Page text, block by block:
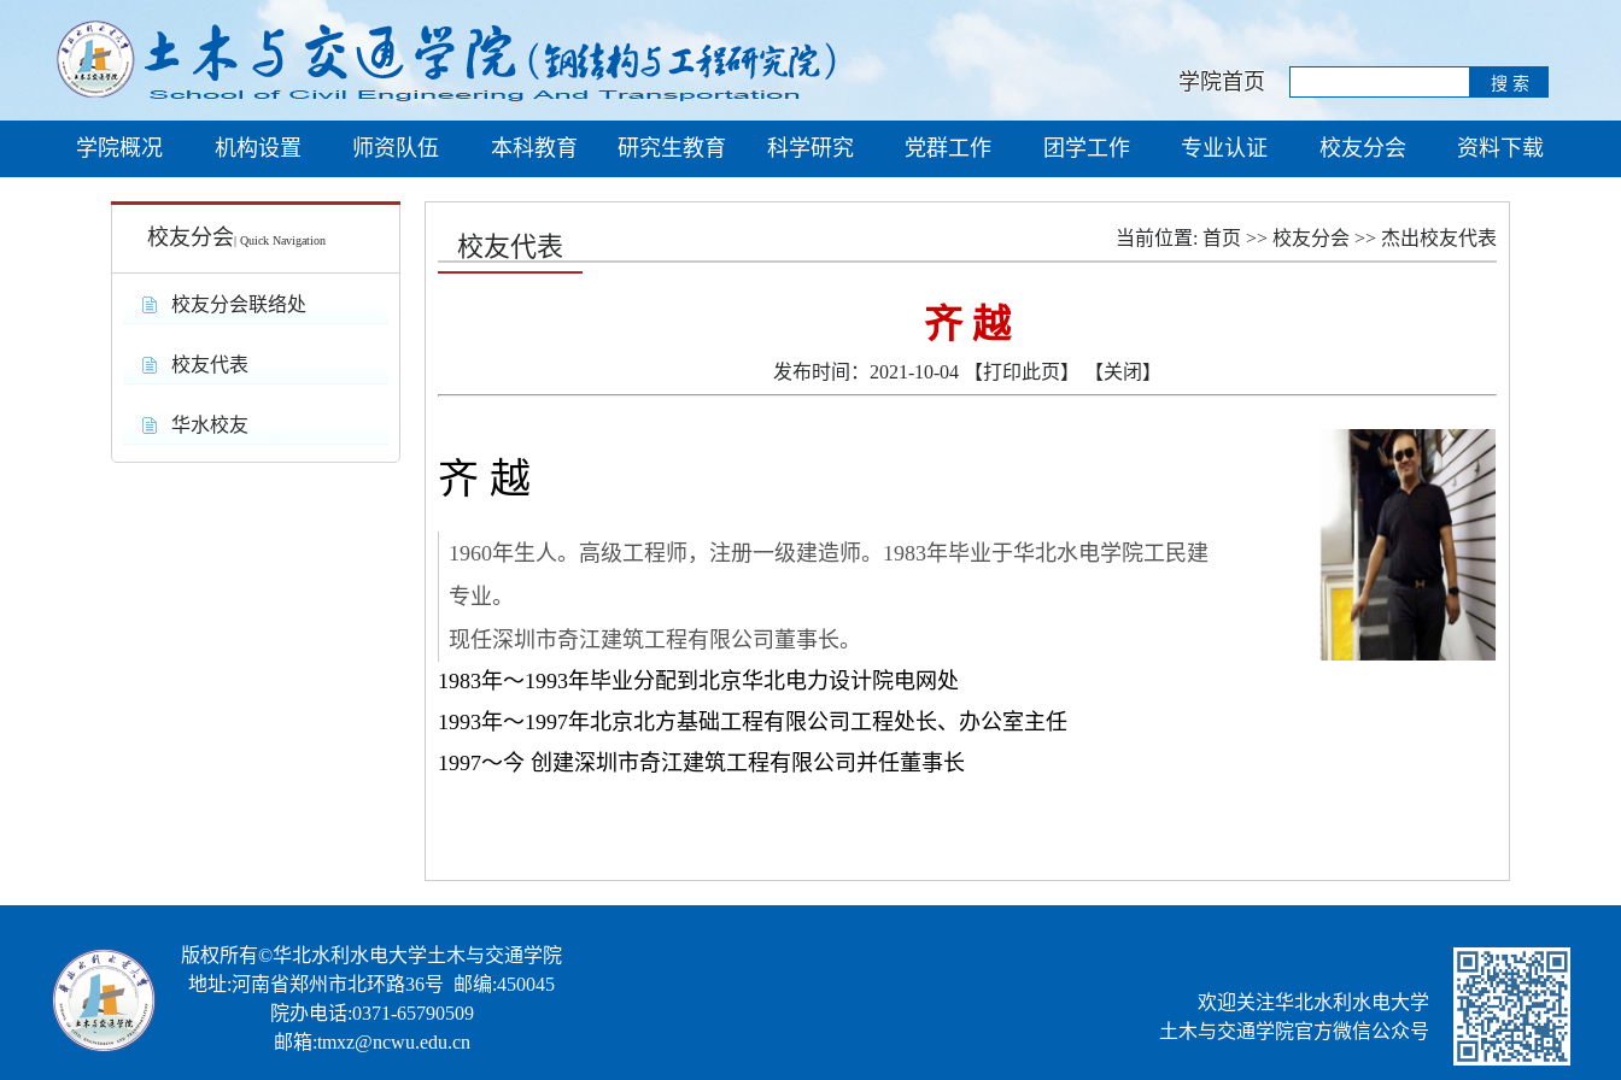
学院首页
学院概况 机构设置 师资队伍 本科教育 研究生教育 科学研究 党群工作 团学工作 专业认证 校友分会 资料下载
校友分会| Quick Navigation
校友分会联络处
校友代表
华水校友
校友代表 当前位置: 首页 >> 校友分会 >> 杰出校友代表
齐 越
发布时间：2021-10-04 【打印此页】 【关闭】
齐 越
1960年生人。高级工程师，注册一级建造师。1983年毕业于华北水电学院工民建
专业。
现任深圳市奇江建筑工程有限公司董事长。
1983年～1993年毕业分配到北京华北电力设计院电网处
1993年～1997年北京北方基础工程有限公司工程处长、办公室主任
1997～今 创建深圳市奇江建筑工程有限公司并任董事长
版权所有©华北水利水电大学土木与交通学院
地址:河南省郑州市北环路36号 邮编:450045
院办电话:0371-65790509
邮箱:tmxz@ncwu.edu.cn
欢迎关注华北水利水电大学
土木与交通学院官方微信公众号